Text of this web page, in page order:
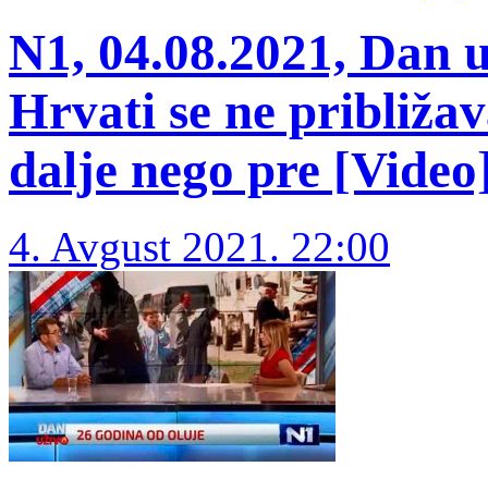
N1, 04.08.2021, Dan
Hrvati se ne
dalje nego pre
4. Avgust 2021. 22:00